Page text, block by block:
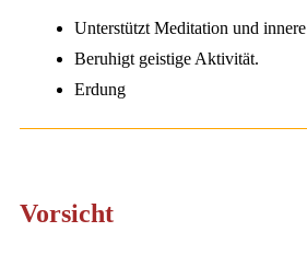
Unterstützt Meditation und
Beruhigt geistige Aktivität.
Erdung
Vorsicht